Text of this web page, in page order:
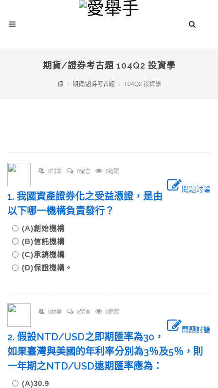
期貨/證券考古題 104Q2 投資學
期貨/證券考古題 104Q2 投資學
0討論 0留言 0追蹤
問題討論
1. 我國資產證券化之受益憑證，是由
以下哪一機構負責發行？
(A)創始機構
(B)信託機構
(C)承銷機構
(D)保證機構。
0討論 0留言 0追蹤
問題討論
2. 假設NTD/USD之即期匯率為30，
如果臺灣與美國的年利率分別為3％及5％，則
一年期之NTD/USD遠期匯率應為：
(A)30.9